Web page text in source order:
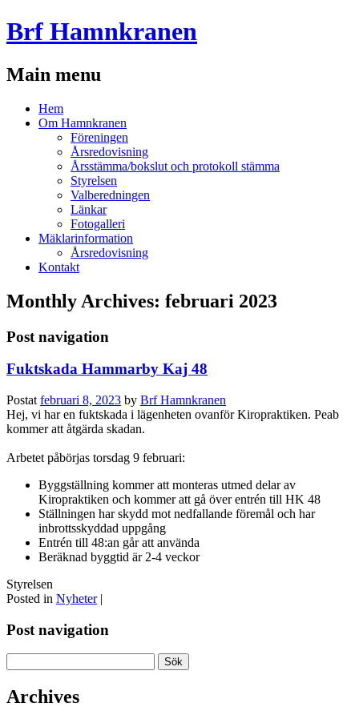
Brf Hamnkranen
Main menu
Skip
Hem
Om Hamnkranen
Föreningen
Årsredovisning
Årsstämma/bokslut och protokoll stämma
Styrelsen
Valberedningen
Länkar
Fotogalleri
Mäklarinformation
Årsredovisning
Kontakt
Monthly Archives: februari 2023
Post navigation
Fuktskada Hammarby Kaj 48
Postat februari 8, 2023 by Brf Hamnkranen
Hej, vi har en fuktskada i lägenheten ovanför Kiropraktiken. Peab
kommer att åtgärda skadan.
Arbetet påbörjas torsdag 9 februari:
Byggställning kommer att monteras utmed delar av
Kiropraktiken och kommer att gå över entrén till HK 48
Ställningen har skydd mot nedfallande föremål och har
inbrottsskyddad uppgång
Entrén till 48:an går att använda
Beräknad byggtid är 2-4 veckor
Styrelsen
Posted in Nyheter |
Post navigation
efter:
Archives